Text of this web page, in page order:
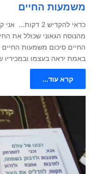
משמעות החיים
כדאי להקדיש 2
מהנוסח הגאוני שכולל את
החיים סיכום משמעות
באמת יראה בעצמו ובמכיריו
קרא עוד...